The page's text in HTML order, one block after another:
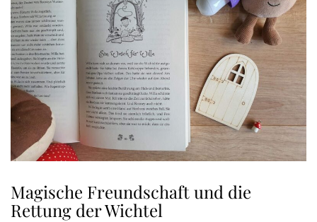
Magische Freundschaft und die
Rettung der Wichtel